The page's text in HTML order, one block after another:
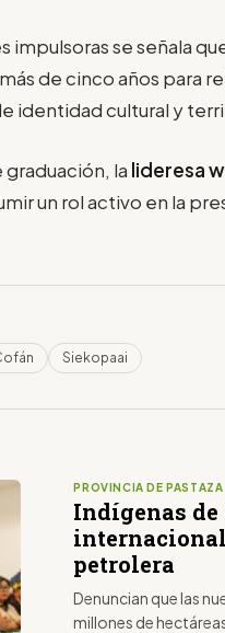
impulsoras se señala
de cinco años para
identidad cultural y
la lideresa
un rol activo en la
Siekopaai
PROVINCIA DE PASTAZA
Indígenas
petrolera
Denuncian que las
millones de